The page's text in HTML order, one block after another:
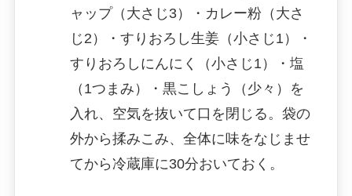
ャップ（大さじ3）・カレー粉（大さ
じ2）・すりおろし生姜（小さじ1）・
すりおろしにんにく（小さじ1）・塩
（1つまみ）・黒こしょう（少々）を
入れ、空気を抜いて口を閉じる。袋の
外から揉みこみ、全体に味をなじませ
てから冷蔵庫に30分おいておく。